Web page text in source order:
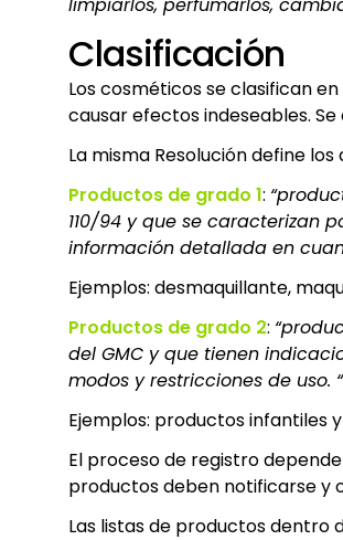
Clasificación
Los cosméticos se clasifican
causar efectos indeseables.
La misma Resolución define los
Productos de grado 1:
110/94 y que se caracterizan
información detallada en
Ejemplos: desmaquillante,
Productos de grado 2:
del GMC y que tienen
modos y restricciones de uso. “
Ejemplos: productos infantiles
El proceso de registro
productos deben notificarse y
Las listas de productos dentro